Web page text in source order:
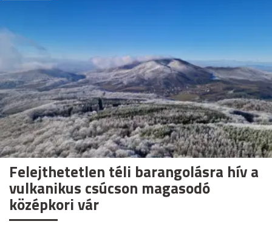
Felejthetetlen téli barangolásra hív a
vulkanikus csúcson magasodó
középkori vár